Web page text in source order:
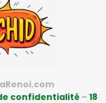
confidentialité– 18